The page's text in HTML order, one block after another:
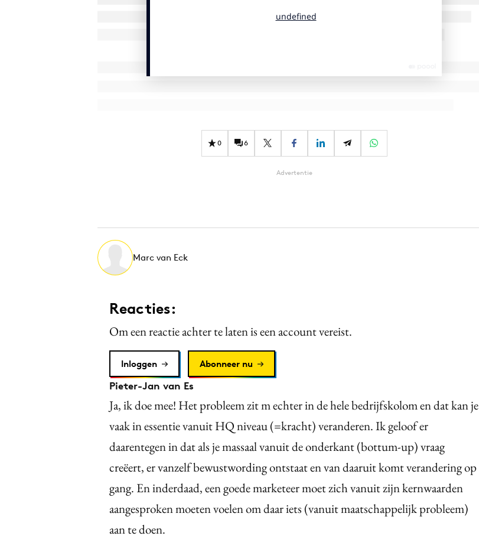
0 6
Advertentie
Marc van Eck
Reacties:
Om een reactie achter te laten is een account vereist.
Inloggen Abonneer nu
Pieter-Jan van Es
Ja, ik doe mee! Het probleem zit m echter in de hele bedrijfskolom en dat kan je
vaak in essentie vanuit HQ niveau (=kracht) veranderen. Ik geloof er
daarentegen in dat als je massaal vanuit de onderkant (bottum-up) vraag
creëert, er vanzelf bewustwording ontstaat en van daaruit komt verandering op
gang. En inderdaad, een goede marketeer moet zich vanuit zijn kernwaarden
aangesproken moeten voelen om daar iets (vanuit maatschappelijk probleem)
aan te doen.